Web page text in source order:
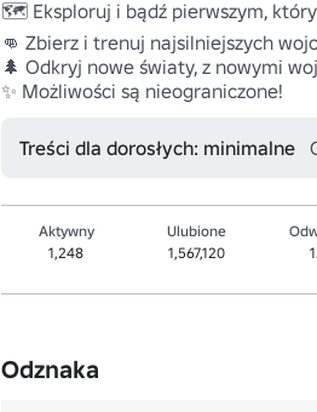
🗺️ Eksploruj i bądź pierwszym,
👊 Zbierz i trenuj najsilniejszych
🌲 Odkryj nowe światy, z nowymi
Treści dla dorosłych: minimalne
Aktywny
1,248
Ulubione
1,567,120
Odznaka